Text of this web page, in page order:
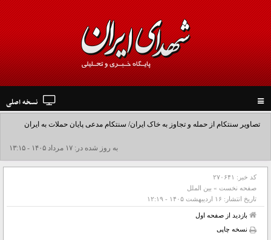
navigation
نسخه اصلی
تصاویر سنتکام از حمله و تجاوز به خاک ایران/ سنتکام مدعی پایان حملات به ایران
شد+فیلم به روز شده در: ۱۷ مرداد ۱۴۰۵ - ۱۳:۱۵
کد خبر: ۲۷۰۶۴۱
صفحه نخست » بین الملل
تاریخ انتشار: ۱۶ ارديبهشت ۱۴۰۵ - ۱۲:۱۹
بازدید از صفحه اول
نسخه چاپی